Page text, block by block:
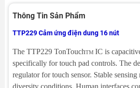
Thông Tin Sản Phẩm
TTP229 Cảm ứng điện dung 16 nút
The TTP229 TonTouchTM IC is
specifically for touch pad controls. The
regulator for touch sensor. Stable
diversity conditions. Human interfaces